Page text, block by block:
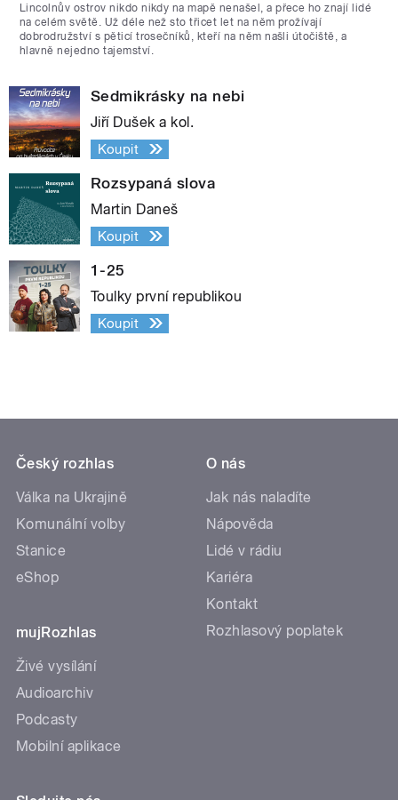
Lincolnův ostrov nikdo nikdy na mapě nenašel, a přece ho znají lidé
na celém světě. Už déle než sto třicet let na něm prožívají
dobrodružství s pěticí trosečníků, kteří na něm našli útočiště, a
hlavně nejedno tajemství.
Sedmikrásky na nebi
Jiří Dušek a kol.
Koupit
Rozsypaná slova
Martin Daneš
Koupit
1-25
Toulky první republikou
Koupit
Český rozhlas
Válka na Ukrajině
Komunální volby
Stanice
eShop
mujRozhlas
Živé vysílání
Audioarchiv
Podcasty
Mobilní aplikace
O nás
Jak nás naladíte
Nápověda
Lidé v rádiu
Kariéra
Kontakt
Rozhlasový poplatek